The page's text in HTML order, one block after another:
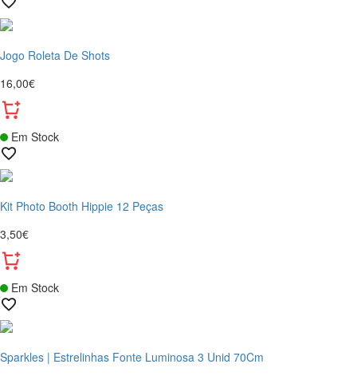
Jogo Roleta De Shots
16,00€
Em Stock
Kit Photo Booth Hippie 12 Peças
3,50€
Em Stock
Sparkles | Estrelinhas Fonte Luminosa 3 Unid 70Cm